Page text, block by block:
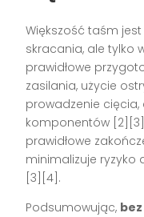
Większość taśm
skracania, ale tylko
prawidłowe
zasilania, użycie
prowadzenie
komponentów
prawidłowe
minimalizuje ryzyko
[3][4].
Podsumowując,